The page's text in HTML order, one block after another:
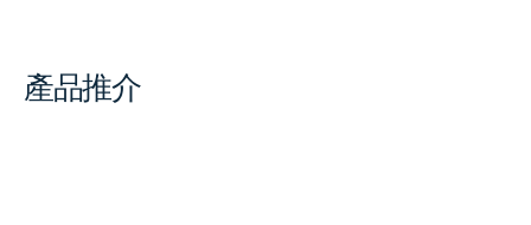
產品推介